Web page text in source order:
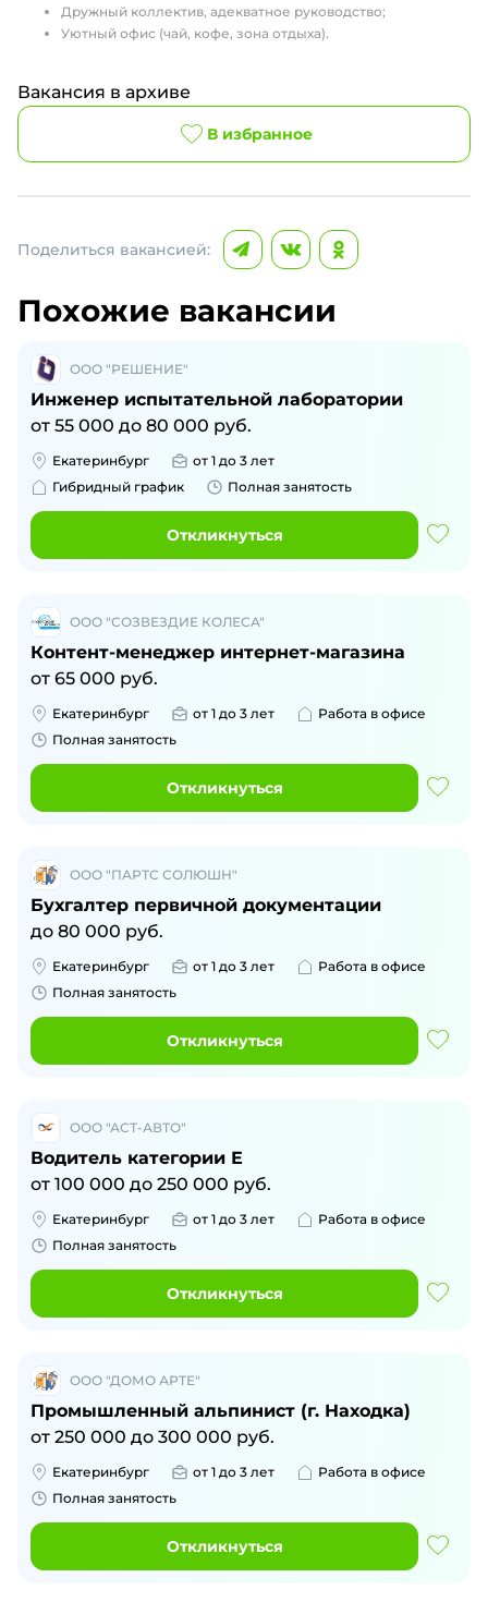
Дружный коллектив, адекватное руководство;
Уютный офис (чай, кофе, зона отдыха).
Вакансия в архиве
В избранное
Поделиться вакансией:
Похожие вакансии
ООО "РЕШЕНИЕ"
Инженер испытательной лаборатории
от 55 000 до 80 000 руб.
Екатеринбург
от 1 до 3 лет
Гибридный график
Полная занятость
Откликнуться
ООО "СОЗВЕЗДИЕ КОЛЕСА"
Контент-менеджер интернет-магазина
от 65 000 руб.
Екатеринбург от 1 до 3 лет
Работа в офисе
Полная занятость
Откликнуться
ООО "ПАРТС СОЛЮШН"
Бухгалтер первичной документации
до 80 000 руб.
Екатеринбург от 1 до 3 лет
Работа в офисе
Полная занятость
Откликнуться
ООО "АСТ-АВТО"
Водитель категории Е
от 100 000 до 250 000 руб.
Екатеринбург от 1 до 3 лет
Работа в офисе
Полная занятость
Откликнуться
ООО "ДОМО АРТЕ"
Промышленный альпинист (г. Находка)
от 250 000 до 300 000 руб.
Екатеринбург от 1 до 3 лет
Работа в офисе
Полная занятость
Откликнуться